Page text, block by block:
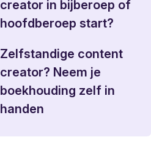
creator in bijberoep of
hoofdberoep start?
Zelfstandige content
creator? Neem je
boekhouding zelf in
handen